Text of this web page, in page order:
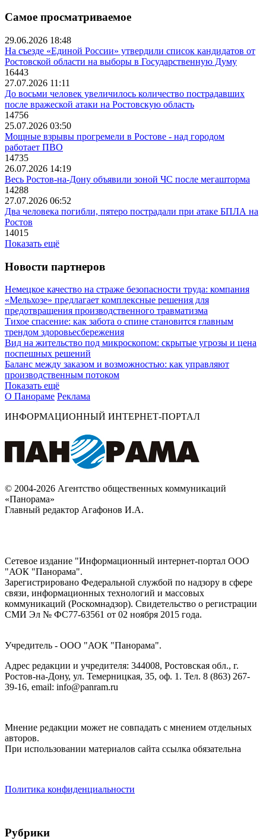
Самое просматриваемое
29.06.2026 18:48
На съезде «Единой России» утвердили список кандидатов от
Ростовской области на выборы в Государственную Думу
16443
27.07.2026 11:11
До восьми человек увеличилось количество пострадавших
после вражеской атаки на Ростовскую область
14756
25.07.2026 03:50
Мощные взрывы прогремели в Ростове - над городом
работает ПВО
14735
26.07.2026 14:19
Весь Ростов-на-Дону объявили зоной ЧС после мегашторма
14288
27.07.2026 06:52
Два человека погибли, пятеро пострадали при атаке БПЛА на
Ростов
14015
Показать ещё
Новости партнеров
Немецкое качество на страже безопасности труда: компания
«Мельхозе» предлагает комплексные решения для
предотвращения производственного травматизма
Тихое спасение: как забота о спине становится главным
трендом здоровьесбережения
Вид на жительство под микроскопом: скрытые угрозы и цена
поспешных решений
Баланс между заказом и возможностью: как управляют
производственным потоком
Показать ещё
О Панораме Реклама
ИНФОРМАЦИОННЫЙ ИНТЕРНЕТ-ПОРТАЛ
© 2004-2026 Агентство общественных коммуникаций
«Панорама»
Главный редактор Агафонов И.А.
Сетевое издание "Информационный интернет-портал ООО
"АОК "Панорама".
Зарегистрировано Федеральной службой по надзору в сфере
связи, информационных технологий и массовых
коммуникаций (Роскомнадзор). Cвидетельство о регистрации
СМИ Эл № ФС77-63561 от 02 ноября 2015 года.
Учредитель - ООО "АОК "Панорама".
Адрес редакции и учредителя: 344008, Ростовская обл., г.
Ростов-на-Дону, ул. Темерницкая, 35, оф. 1. Тел. 8 (863) 267-
39-16, email: info@panram.ru
Мнение редакции может не совпадать с мнением отдельных
авторов.
При использовании материалов сайта ссылка обязательна
Политика конфиденциальности
Рубрики